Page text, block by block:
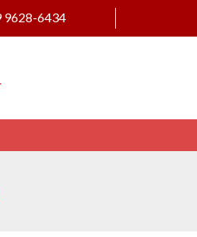
9628-6434